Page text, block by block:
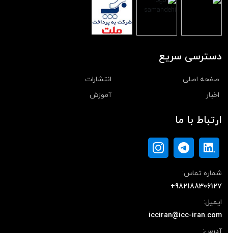
دسترسی سریع
صفحه اصلی
انتشارات
اخبار
آموزش
ارتباط با ما
شماره تماس:
+982188306127
ایمیل:
icciran@icc-iran.com